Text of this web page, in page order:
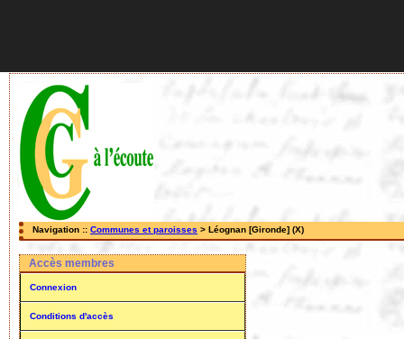
Navigation :: Communes et paroisses > Léognan [Gironde] (X)
Accès membres
Connexion
Conditions d'accès